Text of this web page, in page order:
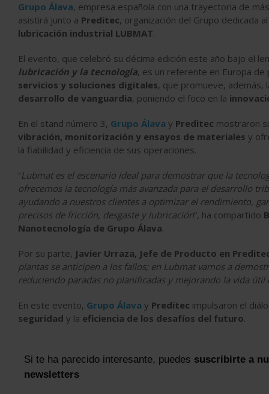
Grupo Álava, empresa española con una trayectoria de
asistirá junto a Preditec, organización del Grupo dedicada al
lubricación industrial LUBMAT.
El evento, que celebró su décima edición este año bajo el
lubricación y la tecnología, es un referente en Europa de
servicios y soluciones digitales, que promueve, además,
desarrollo de vanguardia, poniendo el foco en la
En el stand número 3, Grupo Álava y Preditec mostraron
vibración, monitorización y ensayos de materiales y
la fiabilidad y eficiencia de sus operaciones.
“Lubmat es el escenario ideal para demostrar que la
ofrecemos la tecnología más avanzada para el desarrollo
ayudando a nuestros clientes a optimizar el rendimiento,
precisos de fricción, desgaste y lubricación”, ha compartido
Nanotecnología de Grupo Álava.
Por su parte, Javier Urraza, Jefe de Producto en
plantas se anticipen a los fallos; en Lubmat vamos a
reduciendo paradas no planificadas y mejorando la vida útil
En este evento, Grupo Álava y Preditec impulsaron el
seguridad y la eficiencia de los desafíos del futuro.
Si te ha parecido interesante, puedes suscribirte a
newsletters